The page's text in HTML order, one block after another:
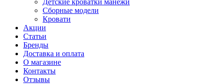
Детские кроватки манежи
Сборные модели
Кровати
Акции
Статьи
Бренды
Доставка и оплата
О магазине
Контакты
Отзывы